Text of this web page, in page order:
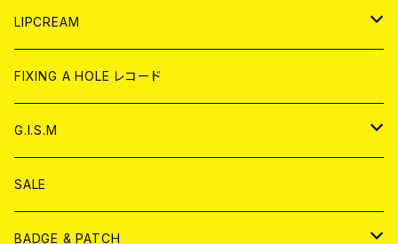
CD
ANALOG
WORLD
CD
ANALOG
JAPAN
CD
ANALOG
WORLD
CD
ANALOG
LIPCREAM
CD
アナログ
DVD
T-shirt & WEAR
FIXING A HOLE レコード
G.I.S.M
CD
ANALOG
SALE
BADGE & PATCH